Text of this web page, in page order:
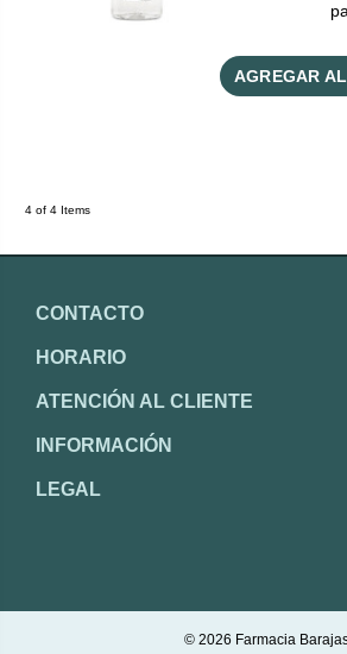
AGREGAR
4 of 4 Items
CONTACTO
HORARIO
ATENCIÓN AL CLIENTE
INFORMACIÓN
LEGAL
© 2026 Farmacia